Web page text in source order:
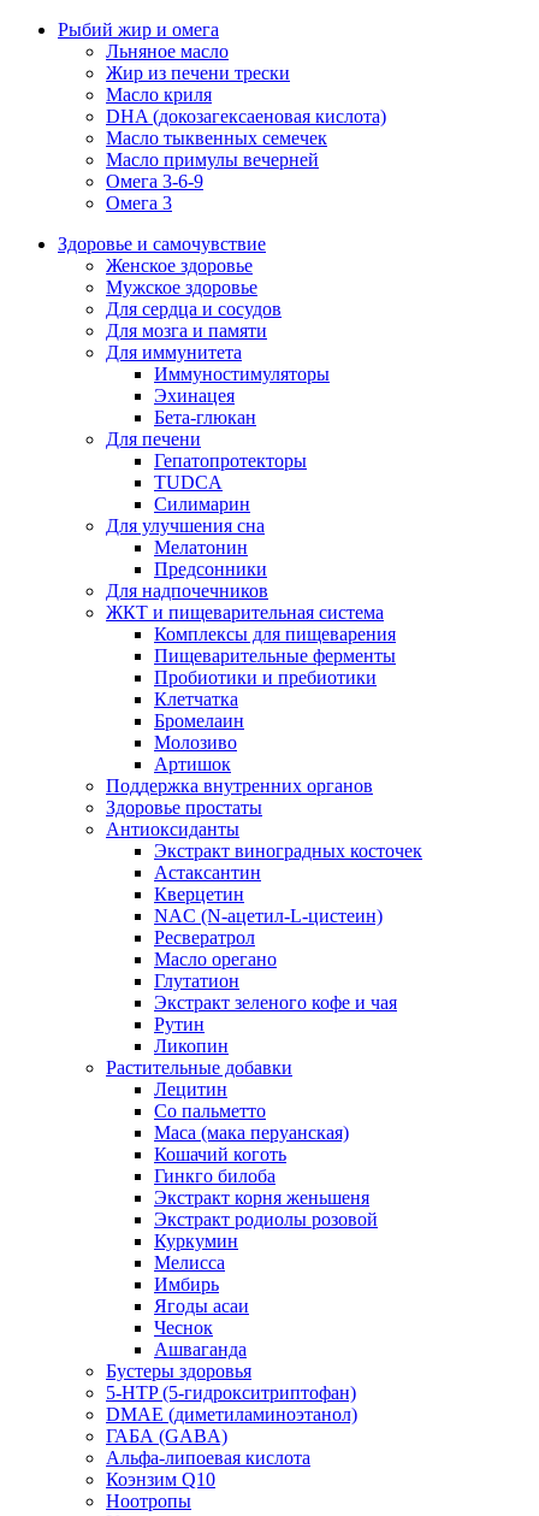
Рыбий жир и омега
Льняное масло
Жир из печени трески
Масло криля
DHA (докозагексаеновая кислота)
Масло тыквенных семечек
Масло примулы вечерней
Омега 3-6-9
Омега 3
Здоровье и самочувствие
Женское здоровье
Мужское здоровье
Для сердца и сосудов
Для мозга и памяти
Для иммунитета
Иммуностимуляторы
Эхинацея
Бета-глюкан
Для печени
Гепатопротекторы
TUDCA
Силимарин
Для улучшения сна
Мелатонин
Предсонники
Для надпочечников
ЖКТ и пищеварительная система
Комплексы для пищеварения
Пищеварительные ферменты
Пробиотики и пребиотики
Клетчатка
Бромелаин
Молозиво
Артишок
Поддержка внутренних органов
Здоровье простаты
Антиоксиданты
Экстракт виноградных косточек
Астаксантин
Кверцетин
NAC (N-ацетил-L-цистеин)
Ресвератрол
Масло орегано
Глутатион
Экстракт зеленого кофе и чая
Рутин
Ликопин
Растительные добавки
Лецитин
Со пальметто
Maca (мака перуанская)
Кошачий коготь
Гинкго билоба
Экстракт корня женьшеня
Экстракт родиолы розовой
Куркумин
Мелисса
Имбирь
Ягоды асаи
Чеснок
Ашваганда
Бустеры здоровья
5-HTP (5-гидрокситриптофан)
DMAE (диметиламиноэтанол)
ГАБА (GABA)
Альфа-липоевая кислота
Коэнзим Q10
Ноотропы